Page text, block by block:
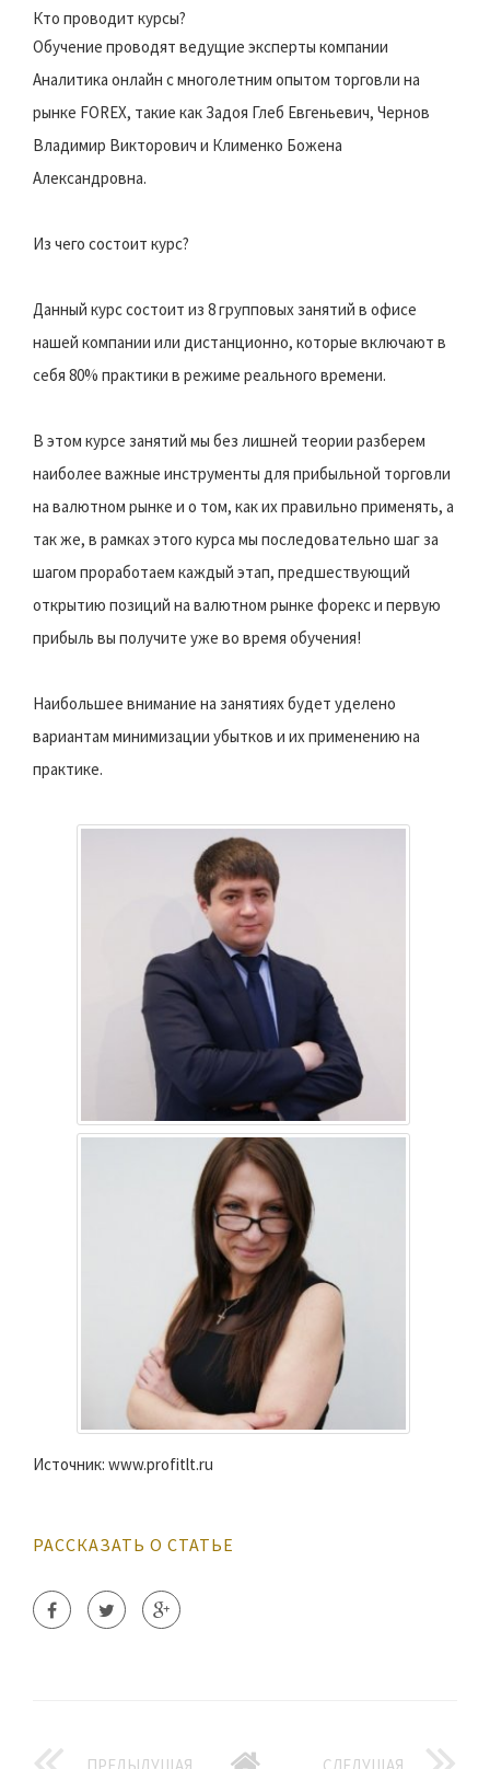
Кто проводит курсы?
Обучение проводят ведущие эксперты компании
Аналитика онлайн с многолетним опытом торговли на
рынке FOREX, такие как Задоя Глеб Евгеньевич, Чернов
Владимир Викторович и Клименко Божена
Александровна.
Из чего состоит курс?
Данный курс состоит из 8 групповых занятий в офисе
нашей компании или дистанционно, которые включают в
себя 80% практики в режиме реального времени.
В этом курсе занятий мы без лишней теории разберем
наиболее важные инструменты для прибыльной торговли
на валютном рынке и о том, как их правильно применять, а
так же, в рамках этого курса мы последовательно шаг за
шагом проработаем каждый этап, предшествующий
открытию позиций на валютном рынке форекс и первую
прибыль вы получите уже во время обучения!
Наибольшее внимание на занятиях будет уделено
вариантам минимизации убытков и их применению на
практике.
Источник: www.profitlt.ru
РАССКАЗАТЬ О СТАТЬЕ